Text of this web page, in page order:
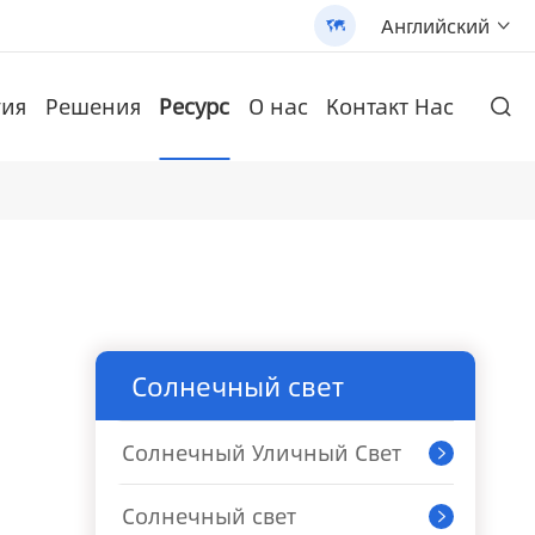
 Английский 
Решения Ресурс О нас Контакт Нас 
Солнечный свет
Солнечный Уличный Свет 
Солнечный свет 